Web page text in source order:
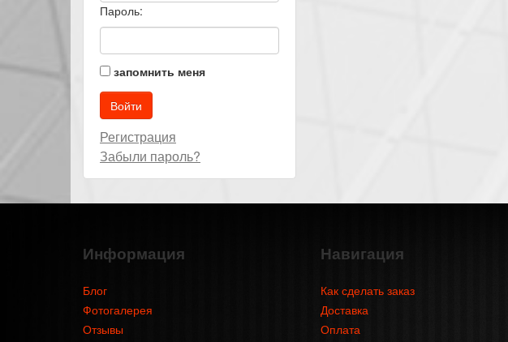
Пароль:
запомнить меня
Регистрация
Забыли пароль?
Информация
Блог
Фотогалерея
Отзывы
Навигация
Как сделать заказ
Доставка
Оплата